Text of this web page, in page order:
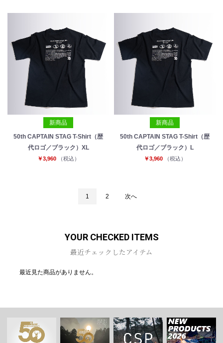
新商品
50th CAPTAIN STAG T-Shirt（歴
代ロゴ／ブラック）XL
￥3,960 （税込）
新商品
50th CAPTAIN STAG T-Shirt（歴
代ロゴ／ブラック）L
￥3,960 （税込）
1 2 次へ
YOUR CHECKED ITEMS
最近チェックしたアイテム
最近見た商品がありません。